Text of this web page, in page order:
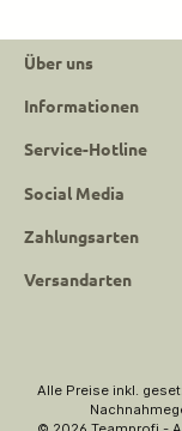
Über uns
Informationen
Service-Hotline
Social Media
Zahlungsarten
Versandarten
Alle Preise inkl.